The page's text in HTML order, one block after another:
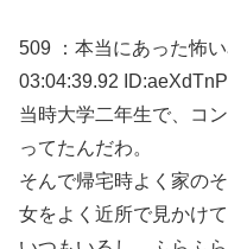
509 ：本当にあった怖
03:04:39.92
当時大学二年生で、コ
ってたんだわ。
そんで帰宅時よく家の
女をよく近所で見かけて